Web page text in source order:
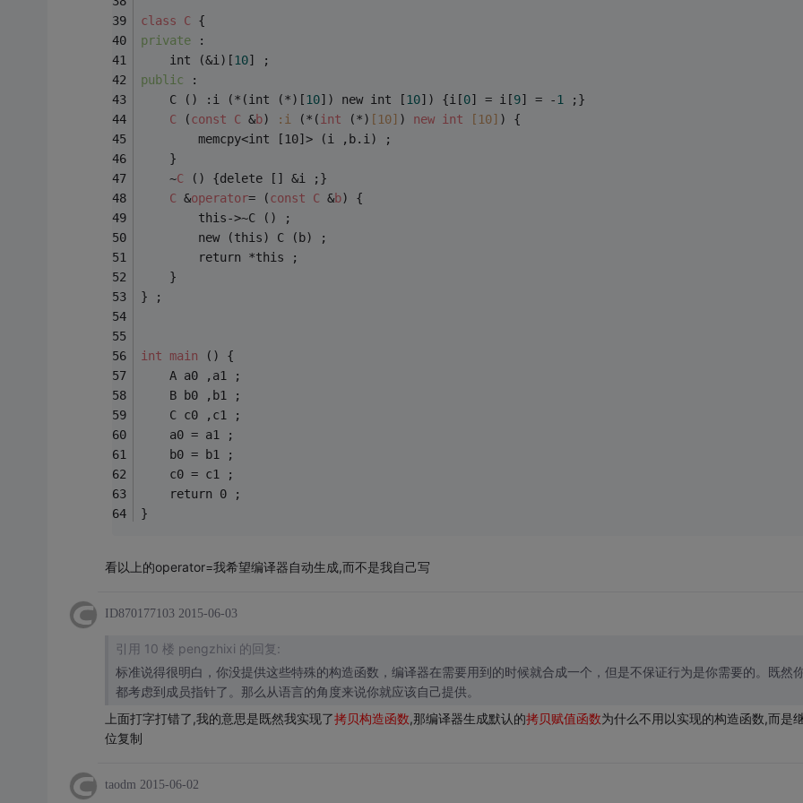
class C {
private
:
	int (&i)[
10] ;
public
:
	C () :i (*(int (*)[
10]) new int [10]) {i[0] = i[9] = -1 ;}
C (const C &b) :i (*( int (*) [10] ) new int [10] ) {
		memcpy<int [10]> (i ,b.i) ;
	}
	~
C () {delete [] &i ;}
C &operator= (const C &b) {
		this->~C () ;
		new (this) C (b) ;
		return *this ;
	}
} ;
int main () {
	A a0 ,a1 ;
	B b0 ,b1 ;
	C c0 ,c1 ;
	a0 = a1 ;
	b0 = b1 ;
	c0 = c1 ;
	return 0 ;
}
看以上的operator=我希望编译器自动生成,而不是我自己写
ID870177103 2015-06-03
引用 10 楼 pengzhixi 的回复:
标准说得很明白，你没提供这些特殊的构造函数，编译器在需要用到的时候就合成一个，但是不保证行为是你需要的。既然
都考虑到成员指针了。那么从语言的角度来说你就应该自己提供。
上面打字打错了,我的意思是既然我实现了拷贝构造函数,那编译器生成默认的拷贝赋值函数为什么不用以实现的构造函数,而是
位复制
taodm 2015-06-02